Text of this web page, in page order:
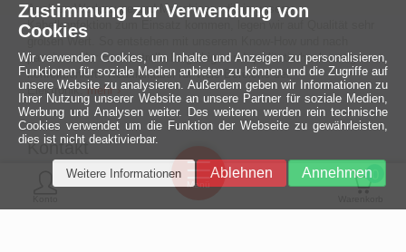
Auch an Werkzeuge und Maschinen, die in unserer
Kabelkonfektion zum Einsatz kommen, legen wir auf Qualität sehr
großen Wert. So entstehen mit unserem Know-How und nach
passieren der Endkontrolle langlebige und qualitativ hochwertige
konfektionierte Koaxialkabel für viele Bereiche der
Elektronik.mehr ›
Kontakt
MCE Mauritz Electronics
0
Menü
Ein halbes
Jahrhundert
technologische
Zustimmung zur Verwendung von
Cookies
Wir verwenden Cookies, um Inhalte und Anzeigen zu personalisieren,
Funktionen für soziale Medien anbieten zu können und die Zugriffe auf
unsere Website zu analysieren. Außerdem geben wir Informationen zu
Ihrer Nutzung unserer Website an unsere Partner für soziale Medien,
Werbung und Analysen weiter. Des weiteren werden rein technische
Cookies verwendet um die Funktion der Webseite zu gewährleisten,
dies ist nicht deaktivierbar.
Annehmen
Ablehnen
Weitere Informationen